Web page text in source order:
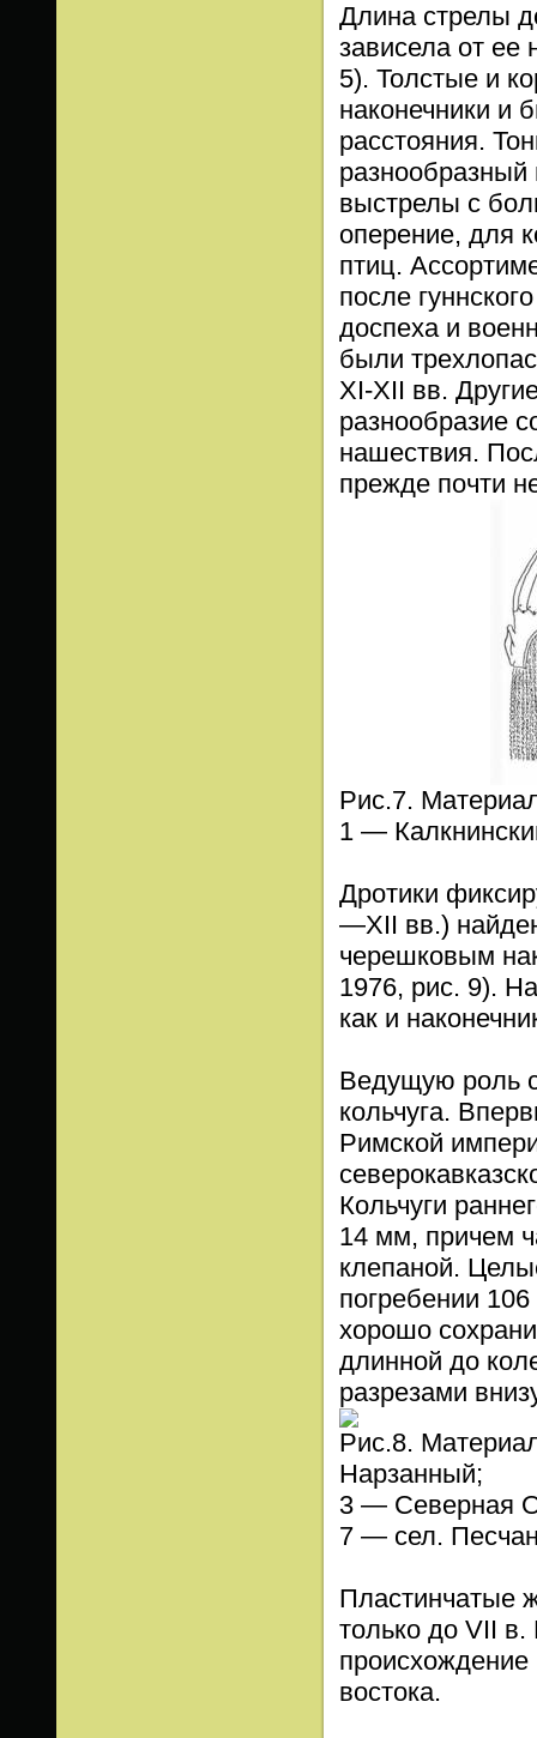
Длина стрелы
зависела от ее
5). Толстые и
наконечники и
расстояния.
разнообразный
выстрелы с
оперение, для
птиц.
после
доспеха и
были
XI-XII вв.
разнообразие
нашествия.
прежде почти
Рис.7.
1 —
Дротики
—XII вв.)
черешковым
1976, рис. 9).
как и
Ведущую роль
кольчуга.
Римской
Кольчуги
14 мм, причем
клепаной.
погребении
хорошо
длинной до
разрезами
Рис.8.
Нарзанный;
3 — Северная
7 — сел.
Пластинчатые
только до VII
происхождение
востока.